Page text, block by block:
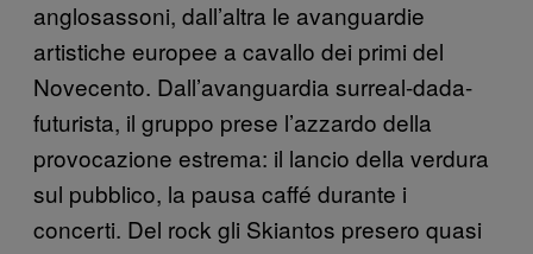
anglosassoni, dall’altra le avanguardie
artistiche europee a cavallo dei primi del
Novecento. Dall’avanguardia surreal-dada-
futurista, il gruppo prese l’azzardo della
provocazione estrema: il lancio della verdura
sul pubblico, la pausa caffé durante i
concerti. Del rock gli Skiantos presero quasi